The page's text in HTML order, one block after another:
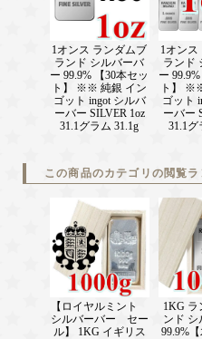
1オンス ランダムブ
ランド シルバーバ
ー 99.9% 【30本セッ
ト】 ※※ 純銀 イン
ゴット ingot シルバ
ーバー SILVER 1oz
31.1グラム 31.1g
1オンス
ランド
ー
ト】
ゴット
ーバー
31.1グ
この商品のカテゴリの閲覧
【ロイヤルミント
シルバーバー セー
ル】 1KG イギリス
1KG ラ
ンド シ
99.9%